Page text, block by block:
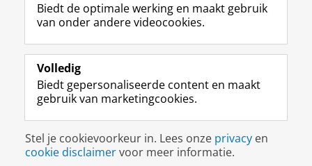
e
b
o
p
a
i
n
a
k
e
I
-
p
g
i
n
-
f
e
R
k
s
u
t
r
m
c
c
o
T
e
k
a
a
Studiekiezers
Alumni
Over ons
Disclaimer & Copyright
Inloggen
Biedt de optimale werking en maakt gebruik
van onder andere videocookies.
Volledig
Biedt gepersonaliseerde content en maakt
gebruik van marketingcookies.
Stel je cookievoorkeur in. Lees onze privacy en
cookie disclaimervoor meer informatie.